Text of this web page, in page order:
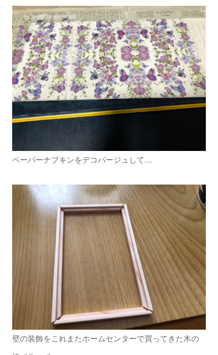
ペーパーナプキンをデコパージュして…
壁の装飾をこれまたホームセンターで買ってきた木の